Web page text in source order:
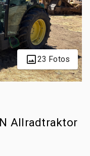
23 Fotos
Allradtraktor